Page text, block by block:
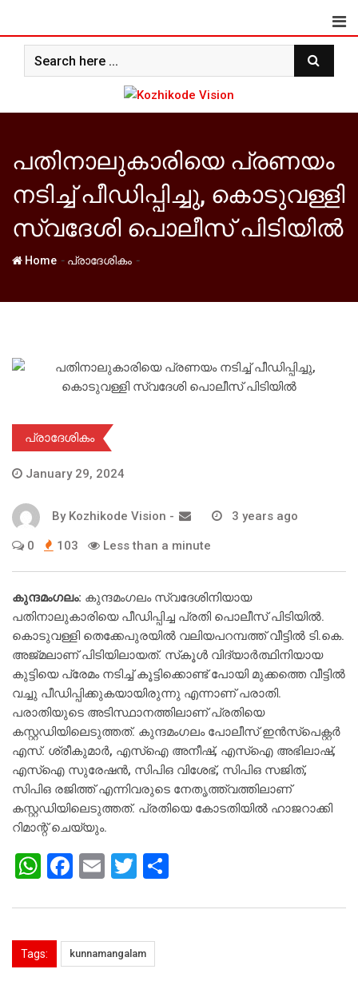
content
പതിനാലുകാരിയെ പ്രണയം
നടിച്ച് പീഡിപ്പിച്ചു, കൊടുവള്ളി
സ്വദേശി പൊലീസ് പിടിയില്‍
Home - പ്രാദേശികം -
പ്രാദേശികം
January 29, 2024
By Kozhikode Vision - 3 years ago
0 103 Less than a minute
കുന്ദമംഗലം: കുന്ദമംഗലം സ്വദേശിനിയായ
പതിനാലുകാരിയെ പീഡിപ്പിച്ച പ്രതി പൊലീസ് പിടിയില്‍.
കൊടുവള്ളി തെക്കേപുരയില്‍ വലിയപറമ്പത്ത് വീട്ടില്‍ ടി.കെ.
അജ്മലാണ് പിടിയിലായത്. സ്‌കൂള്‍ വിദ്യാര്‍ത്ഥിനിയായ
കുട്ടിയെ പ്രേമം നടിച്ച് കൂട്ടിക്കൊണ്ട് പോയി മുക്കത്തെ വീട്ടില്‍
വച്ചു പീഡിപ്പിക്കുകയായിരുന്നു എന്നാണ് പരാതി.
പരാതിയുടെ അടിസ്ഥാനത്തിലാണ് പ്രതിയെ
കസ്റ്റഡിയിലെടുത്തത്. കുന്ദമംഗലം പോലീസ് ഇന്‍സ്‌പെക്റ്റര്‍
എസ്. ശ്രീകുമാര്‍, എസ്‌ഐ അനീഷ്, എസ്‌ഐ അഭിലാഷ്,
എസ്‌ഐ സുരേഷന്‍, സിപിഒ വിശേഭ്, സിപിഒ സജിത്,
സിപിഒ രജിത്ത് എന്നിവരുടെ നേതൃത്ത്വത്തിലാണ്
കസ്റ്റഡിയിലെടുത്തത്. പ്രതിയെ കോടതിയില്‍ ഹാജറാക്കി
റിമാന്റ് ചെയ്യും.
W
at
s
A
F
c
e
b
E
ai
l
T
tt
er
ar
Tags: kunnamangalam